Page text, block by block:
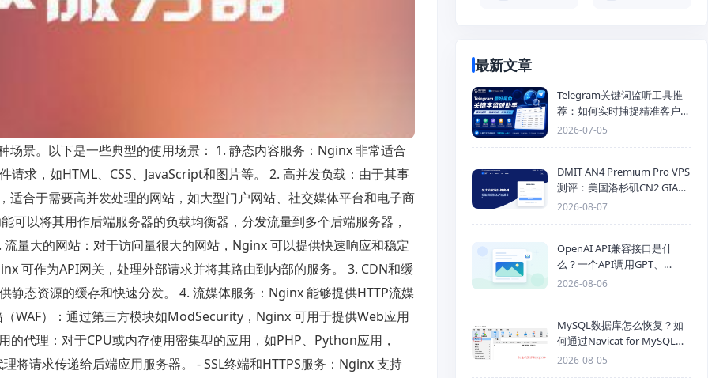
景。以下是一些典型的使用场景： 1. 静态内容服务：Nginx 非常适合
求，如HTML、CSS、JavaScript和图片等。 2. 高并发负载：由于其事
合于需要高并发处理的网站，如大型门户网站、社交媒体平台和电子商
以将其用作后端服务器的负载均衡器，分发流量到多个后端服务器，
量大的网站：对于访问量很大的网站，Nginx 可以提供快速响应和稳定
可作为API网关，处理外部请求并将其路由到内部的服务。 3. CDN和缓
态资源的缓存和快速分发。 4. 流媒体服务：Nginx 能够提供HTTP流媒
WAF）：通过第三方模块如ModSecurity，Nginx 可用于提供Web应用
代理：对于CPU或内存使用密集型的应用，如PHP、Python应用，
将请求传递给后端应用服务器。 - SSL终端和HTTPS服务：Nginx 支持
最新文章
Telegram关键词监听工具推
荐：如何实时捕捉精准客户，
提高获客效率？
2026-07-05
DMIT AN4 Premium Pro VPS
测评：美国洛杉矶CN2 GIA三
网优化线路性能测试
2026-08-07
OpenAI API兼容接口是什
么？一个API调用GPT、
Claude、Gemini、DeepSeek
2026-08-06
MySQL数据库怎么恢复？如
何通过Navicat for MySQL导
入SQL备份文件
2026-08-05